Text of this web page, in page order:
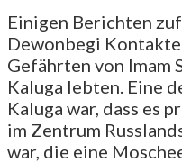
Einigen Berichten
Dewonbegi
Gefährten von Imam
Kaluga lebten. Eine
Kaluga war, dass es
im Zentrum
war, die eine